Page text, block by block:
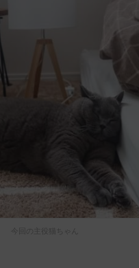
今回の主役猫ちゃん